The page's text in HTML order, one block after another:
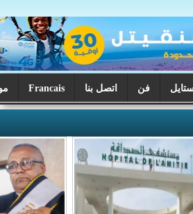
بنا Francais موريتانيا اليوم